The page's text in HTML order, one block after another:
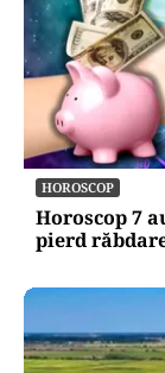
HOROSCOP
Horoscop 7
pierd